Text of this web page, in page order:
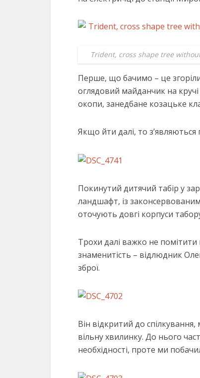
Trident, cross shape tree
Перше, що бачимо – це
оглядовий майданчик на кручі
окопи, занедбане козацьке
Якщо йти далі, то з’являються
Покинутий дитячий табір у
ландшафт, із
оточують довгі корпуси
Трохи далі важко не помітити
знаменитість – відлюдник
зброї.
Він відкритий до
вільну хвилинку. До нього
необхідності, проте ми